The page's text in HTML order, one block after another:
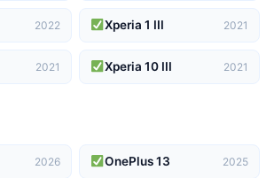
2022 Xperia 1 III 2021
2021 Xperia 10 III 2021
2026 OnePlus 13 2025